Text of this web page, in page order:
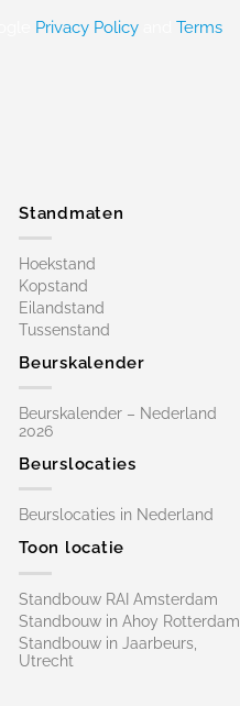
Privacy Policy
Terms
Standmaten
Hoekstand
Kopstand
Eilandstand
Tussenstand
Beurskalender
Beurskalender – Nederland
2026
Beurslocaties
Beurslocaties in Nederland
Toon locatie
Standbouw RAI Amsterdam
Standbouw in Ahoy Rotterdam
Standbouw in Jaarbeurs,
Utrecht